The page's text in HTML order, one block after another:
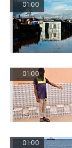
01:00
01:00
01:00